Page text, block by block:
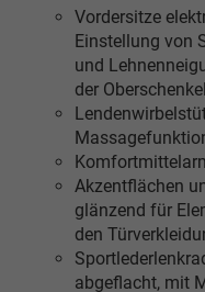
Carbon
Mikro-
Köper
Struktur
und
[QE1]
Ablage-
und
und
[4D3]
Sitzbelüftung
Vordersitze
Einstellung von
und
der
Akzentflächen
glänzend für
den
abgeflacht, mit